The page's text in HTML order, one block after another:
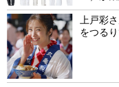
上戸彩
をつる